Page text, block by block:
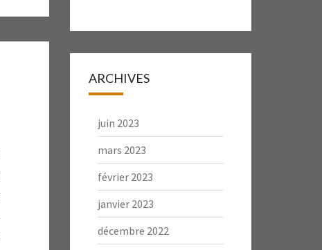
ARCHIVES
juin 2023
mars 2023
février 2023
janvier 2023
décembre 2022